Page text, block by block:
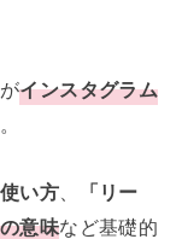
インスタグラム
い方
「リー
意味など基礎的